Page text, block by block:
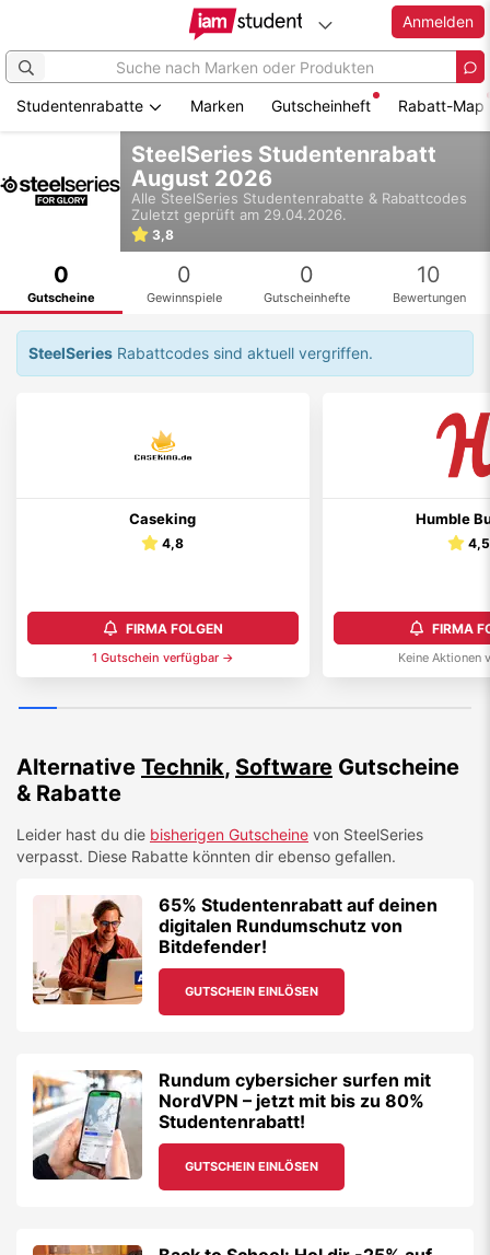
springen
Anmelden
Studentenrabatte Marken Gutscheinheft Rabatt-Map
SteelSeries Studentenrabatt
August 2026
Alle SteelSeries Studentenrabatte & Rabattcodes
Zuletzt geprüft am 29.04.2026.
3,8
0
Gutscheine
0
Gewinnspiele
0
Gutscheinhefte
10
Bewertungen
SteelSeries Rabattcodes sind aktuell vergriffen.
Caseking
4,8
FIRMA FOLGEN
1 Gutschein verfügbar →
Humble
4,5
FIRMA
Keine Aktionen
Alternative Technik, Software Gutscheine
& Rabatte
Leider hast du die bisherigen Gutscheine von SteelSeries
verpasst. Diese Rabatte könnten dir ebenso gefallen.
65% Studentenrabatt auf deinen
digitalen Rundumschutz von
Bitdefender!
GUTSCHEIN EINLÖSEN
Rundum cybersicher surfen mit
NordVPN – jetzt mit bis zu 80%
Studentenrabatt!
GUTSCHEIN EINLÖSEN